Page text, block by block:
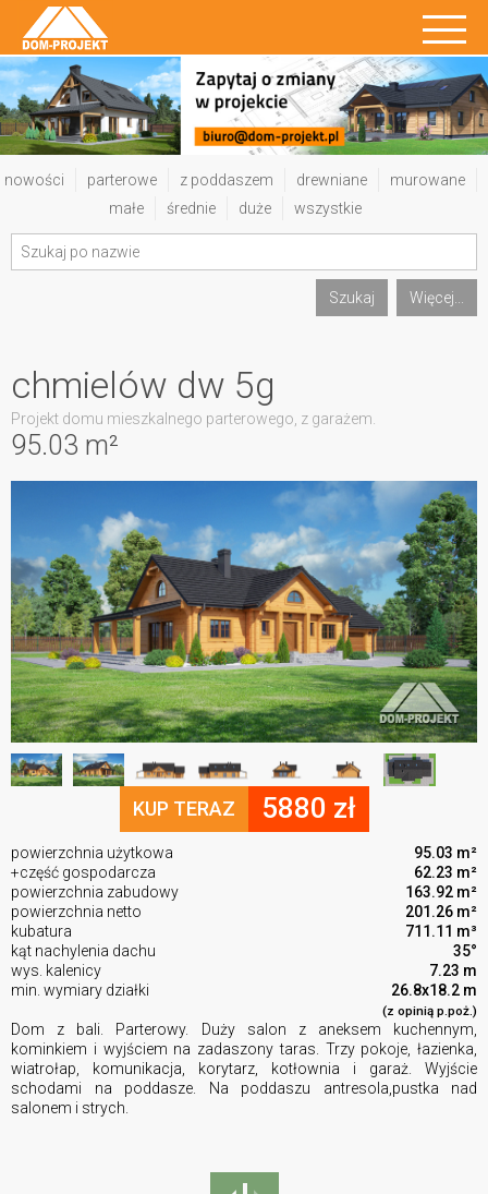
nowości parterowe z poddaszem drewniane
murowane
małe
średnie duże wszystkie
Szukaj Więcej...
95.03 m²
chmielów dw 5g
Projekt domu mieszkalnego parterowego, z garażem.
KUP TERAZ 5880 zł
powierzchnia użytkowa
95.03 m²
+część gospodarcza
62.23 m²
powierzchnia zabudowy
163.92 m²
powierzchnia netto
201.26 m²
kubatura
711.11 m³
kąt nachylenia dachu
35°
wys. kalenicy
7.23 m
min. wymiary działki
26.8x18.2 m
(z opinią p.poż.)
Dom z bali. Parterowy. Duży salon z aneksem kuchennym,
kominkiem i wyjściem na zadaszony taras. Trzy pokoje, łazienka,
wiatrołap, komunikacja, korytarz, kotłownia i garaż. Wyjście
schodami na poddasze. Na poddaszu antresola,pustka nad
salonem i strych.